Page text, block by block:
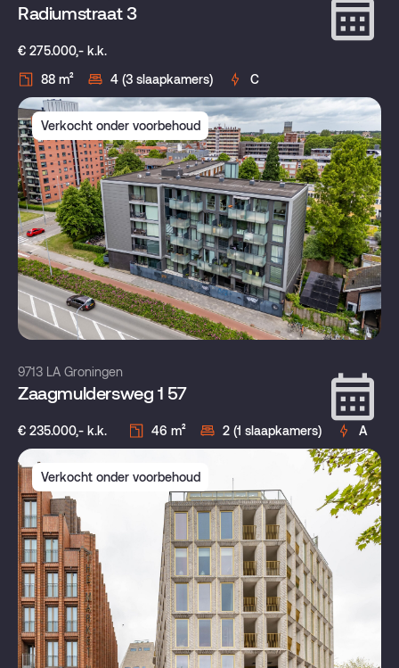
Radiumstraat 3
€ 275.000,- k.k.
88 m²
4 (3 slaapkamers) C
Verkocht onder voorbehoud
9713 LA Groningen
Zaagmuldersweg 1 57
€ 235.000,- k.k. 46 m² 2 (1 slaapkamers) A
Verkocht onder voorbehoud